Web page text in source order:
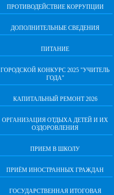
ПРОТИВОДЕЙСТВИЕ КОРРУПЦИИ
ДОПОЛНИТЕЛЬНЫЕ СВЕДЕНИЯ
ПИТАНИЕ
ГОРОДСКОЙ КОНКУРС 2025 "УЧИТЕЛЬ
ГОДА"
КАПИТАЛЬНЫЙ РЕМОНТ 2026
ОРГАНИЗАЦИЯ ОТДЫХА ДЕТЕЙ И ИХ
ОЗДОРОВЛЕНИЯ
ПРИЕМ В ШКОЛУ
ПРИЁМ ИНОСТРАННЫХ ГРАЖДАН
ГОСУДАРСТВЕННАЯ ИТОГОВАЯ